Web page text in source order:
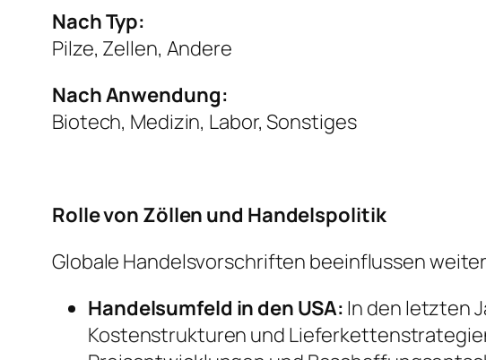
Nach Typ:
Pilze, Zellen, Andere
Nach Anwendung:
Biotech, Medizin, Labor, Sonstiges
Rolle von Zöllen und Handelspolitik
Globale Handelsvorschriften beeinflussen
Handelsumfeld in den USA: In den letzten
Kostenstrukturen und